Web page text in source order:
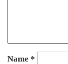
Name *